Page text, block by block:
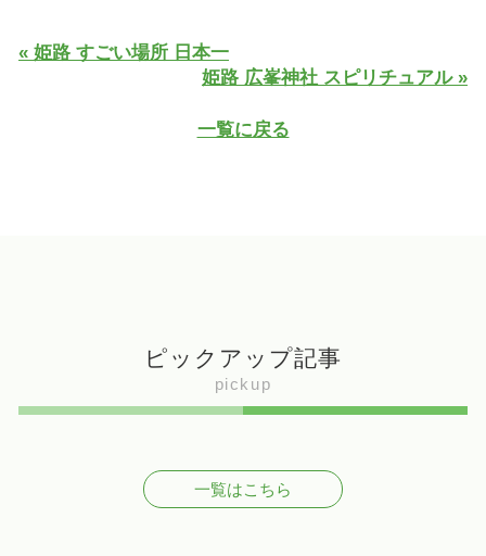
« 姫路 すごい場所 日本一
姫路 広峯神社 スピリチュアル »
一覧に戻る
ピックアップ記事
pickup
一覧はこちら